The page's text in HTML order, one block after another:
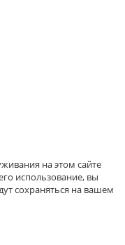
на этом сайте
использование, вы
сохраняться на вашем